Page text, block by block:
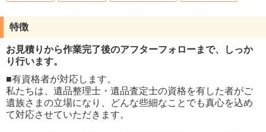
特徴
お見積りから作業完了後のアフターフォローまで、しっか
り行います。
■有資格者が対応します。
私たちは、遺品整理士・遺品査定士の資格を有した者がご
遺族さまの立場になり、どんな些細なことでも真心を込め
て対応させていただきます。